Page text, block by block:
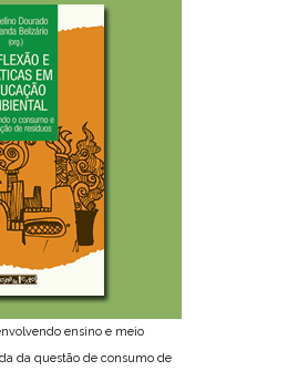
ensino e meio
da questão de consumo de